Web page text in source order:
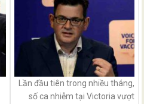
Lần đầu tiên trong nhiều tháng,
số ca nhiễm tại Victoria vượt